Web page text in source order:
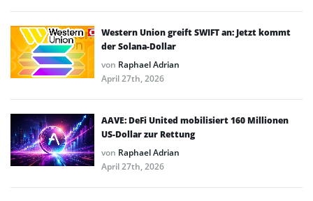
Western Union greift SWIFT an: Jetzt kommt
der Solana-Dollar
von Raphael Adrian
April 27th, 2026
AAVE: DeFi United mobilisiert 160 Millionen
US-Dollar zur Rettung
von Raphael Adrian
April 27th, 2026